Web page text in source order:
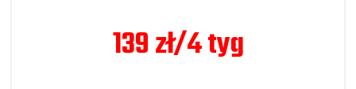
139 zł/4 tyg